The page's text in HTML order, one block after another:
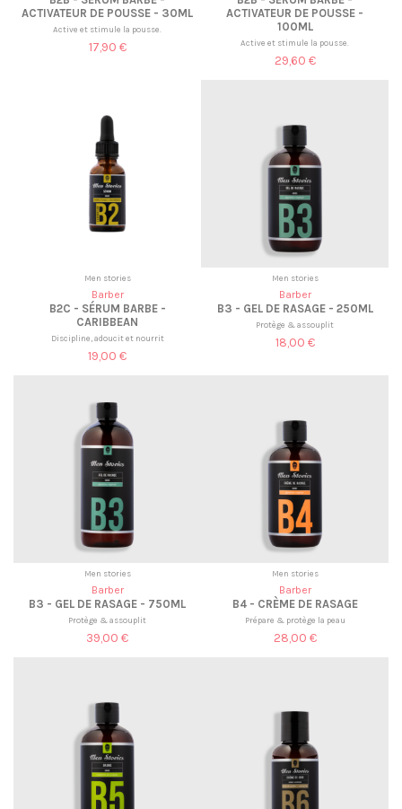
ACTIVATEUR DE POUSSE - 30ML
Active et stimule la pousse.
17,90 €
ACTIVATEUR DE POUSSE -
100ML
Active et stimule la pousse.
29,60 €
Men stories
Barber
B2C - SÉRUM BARBE -
CARIBBEAN
Discipline, adoucit et nourrit
19,00 €
Men stories
Barber
B3 - GEL DE RASAGE - 250ML
Protège & assouplit
18,00 €
Men stories
Barber
B3 - GEL DE RASAGE - 750ML
Protège & assouplit
39,00 €
Men stories
Barber
B4 - CRÈME DE RASAGE
Prépare & protège la peau
28,00 €